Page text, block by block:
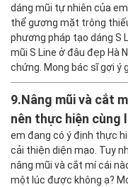
dáng mũi tự nhiên của
thể gương mặt trông
phương pháp tạo dáng S
mũi S Line ở đâu đẹp Hà
chứng. Mong bác sĩ gợi ý
9.Nâng mũi và cắt
nên thực hiện cùng
em đang có ý định thực
cải thiện diện mạo. Tuy
nâng mũi và cắt mí cái
một lúc được không ạ?